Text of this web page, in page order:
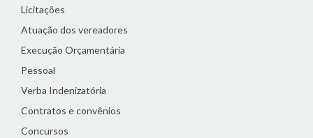
Licitações
Atuação dos vereadores
Execução Orçamentária
Pessoal
Verba Indenizatória
Contratos e convênios
Concursos